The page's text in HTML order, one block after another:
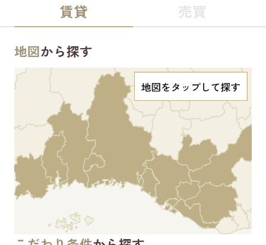
賃貸 売買
地図から探す